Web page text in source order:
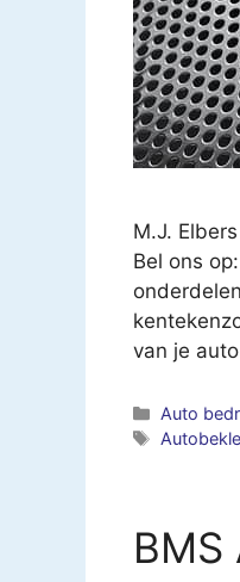
M.J.
Bel ons
van je
Auto
Tags